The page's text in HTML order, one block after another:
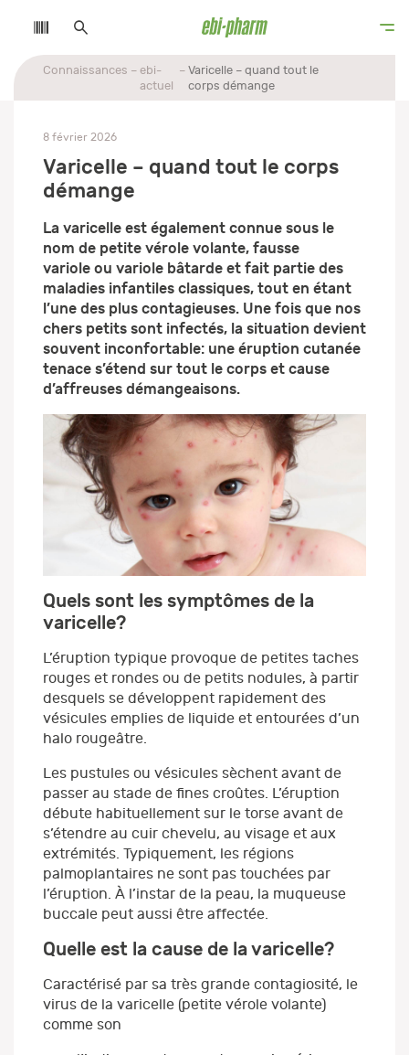
Connaissances
ebi-
actuel
Varicelle – quand tout le
corps démange
8 février 2026
Varicelle – quand tout le corps
démange
La varicelle est également connue sous le
nom de petite vérole volante, fausse
variole ou variole bâtarde et fait partie des
maladies infantiles classiques, tout en étant
l’une des plus contagieuses. Une fois que nos
chers petits sont infectés, la situation devient
souvent inconfortable: une éruption cutanée
tenace s’étend sur tout le corps et cause
d’affreuses démangeaisons.
Quels sont les symptômes de la
varicelle?
L’éruption typique provoque de petites taches
rouges et rondes ou de petits nodules, à partir
desquels se développent rapidement des
vésicules emplies de liquide et entourées d’un
halo rougeâtre.
Les pustules ou vésicules sèchent avant de
passer au stade de fines croûtes. L’éruption
débute habituellement sur le torse avant de
s’étendre au cuir chevelu, au visage et aux
extrémités. Typiquement, les régions
palmoplantaires ne sont pas touchées par
l’éruption. À l’instar de la peau, la muqueuse
buccale peut aussi être affectée.
Quelle est la cause de la varicelle?
Caractérisé par sa très grande contagiosité, le
virus de la varicelle (petite vérole volante)
comme son